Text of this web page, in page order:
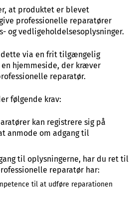
at produktet er blevet
professionelle reparatører
og vedligeholdelsesoplysninger.
dette via en frit tilgængelig
hjemmeside, der kræver
reparatør.
følgende krav:
kan registrere sig på
anmode om adgang til
til oplysningerne, har du ret til
reparatør har:
til at udføre reparationen